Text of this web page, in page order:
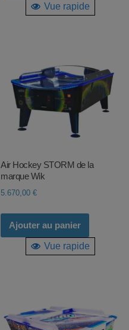
Vue rapide
Air Hockey STORM de la
marque Wik
5.670,00€
Ajouter au panier
Vue rapide